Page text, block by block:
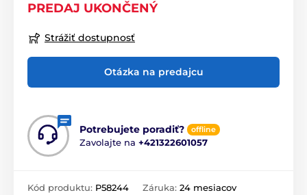
PREDAJ UKONČENÝ
Strážiť dostupnosť
Otázka na predajcu
Potrebujete poradiť? offline
Zavolajte na +421322601057
Kód produktu: P58244 Záruka: 24 mesiacov